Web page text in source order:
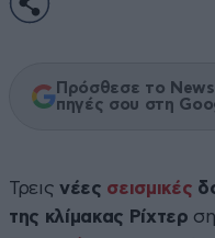
Πρόσθεσε το
πηγές σου στη
Τρεις νέες σεισμικές
της κλίμακας Ρίχτερ